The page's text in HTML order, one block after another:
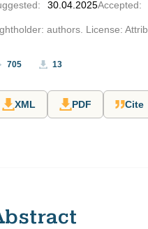
: 30.04.2025Accepted:
authors. License:
705 13
XML PDF Cite